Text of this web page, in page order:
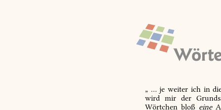
„ … je weiter ich in
wird mir der
Wörtchen bloß eine